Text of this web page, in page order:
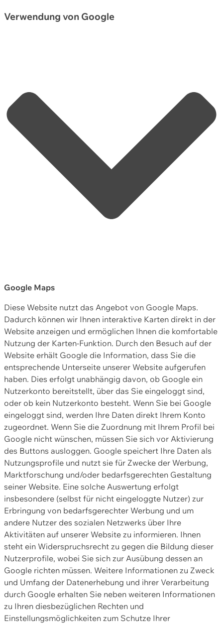
Verwendung von Google
Google Maps
Diese Website nutzt das Angebot von Google Maps.
Dadurch können wir Ihnen interaktive Karten direkt in der
Website anzeigen und ermöglichen Ihnen die komfortable
Nutzung der Karten-Funktion. Durch den Besuch auf der
Website erhält Google die Information, dass Sie die
entsprechende Unterseite unserer Website aufgerufen
haben. Dies erfolgt unabhängig davon, ob Google ein
Nutzerkonto bereitstellt, über das Sie eingeloggt sind,
oder ob kein Nutzerkonto besteht. Wenn Sie bei Google
eingeloggt sind, werden Ihre Daten direkt Ihrem Konto
zugeordnet. Wenn Sie die Zuordnung mit Ihrem Profil bei
Google nicht wünschen, müssen Sie sich vor Aktivierung
des Buttons ausloggen. Google speichert Ihre Daten als
Nutzungsprofile und nutzt sie für Zwecke der Werbung,
Marktforschung und/oder bedarfsgerechten Gestaltung
seiner Website. Eine solche Auswertung erfolgt
insbesondere (selbst für nicht eingeloggte Nutzer) zur
Erbringung von bedarfsgerechter Werbung und um
andere Nutzer des sozialen Netzwerks über Ihre
Aktivitäten auf unserer Website zu informieren. Ihnen
steht ein Widerspruchsrecht zu gegen die Bildung dieser
Nutzerprofile, wobei Sie sich zur Ausübung dessen an
Google richten müssen. Weitere Informationen zu Zweck
und Umfang der Datenerhebung und ihrer Verarbeitung
durch Google erhalten Sie neben weiteren Informationen
zu Ihren diesbezüglichen Rechten und
Einstellungsmöglichkeiten zum Schutze Ihrer